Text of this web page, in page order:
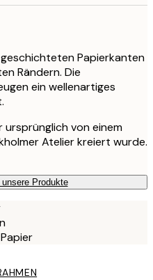
Papierkanten
Rändern. Die
ein wellenartiges
ursprünglich von einem
Atelier kreiert wurde.
Produkte